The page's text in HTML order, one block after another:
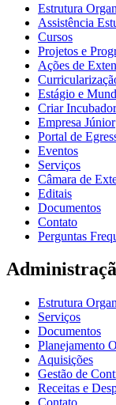
Estrutura
Assistência
Cursos
Projetos e
Ações de
Estágio e
Criar
Empresa Júnior
Portal de
Eventos
Serviços
Câmara de
Editais
Documentos
Contato
Perguntas
Estrutura
Serviços
Documentos
Planejamento
Aquisições
Gestão de
Receitas e